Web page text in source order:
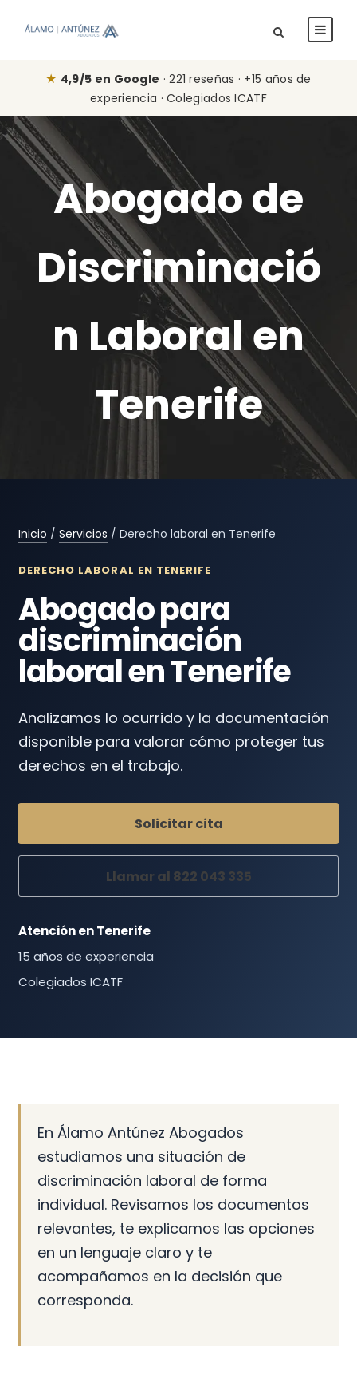
★ 4,9/5 en Google · 221 reseñas · +15 años de
experiencia · Colegiados ICATF
Abogado de
Discriminació
n Laboral en
Tenerife
Inicio / Servicios / Derecho laboral en Tenerife
DERECHO LABORAL EN TENERIFE
Abogado para
discriminación
laboral en Tenerife
Analizamos lo ocurrido y la documentación
disponible para valorar cómo proteger tus
derechos en el trabajo.
Solicitar cita
Llamar al 822 043 335
Atención en Tenerife
15 años de experiencia
Colegiados ICATF
En Álamo Antúnez Abogados
estudiamos una situación de
discriminación laboral de forma
individual. Revisamos los documentos
relevantes, te explicamos las opciones
en un lenguaje claro y te
acompañamos en la decisión que
corresponda.